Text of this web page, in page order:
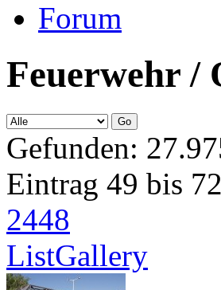
Forum
Feuerwehr /
Gefunden:
Eintrag 49 bis
2448
ListGallery